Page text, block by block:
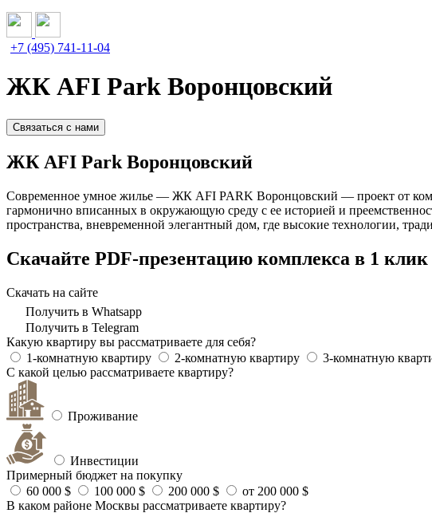
+7 (495) 741-11-04
ЖК AFI Park Воронцовский
Связаться с нами
ЖК AFI Park Воронцовский
Современное умное жилье — ЖК AFI PARK Воронцовский — проект от
гармонично вписанных в окружающую среду с ее историей и
пространства, вневременной элегантный дом, где высокие технологии,
Скачайте PDF-презентацию комплекса в 1 клик
Скачать на сайте
Получить в Whatsapp
Получить в Telegram
Какую квартиру вы рассматриваете для себя?
1-комнатную квартиру
2-комнатную квартиру 3-комнатную
С какой целью рассматриваете квартиру?
Проживание
Инвестиции
Примерный бюджет на покупку
60 000 $
100 000 $ 200 000 $
от 200 000 $
В каком районе Москвы рассматриваете квартиру?